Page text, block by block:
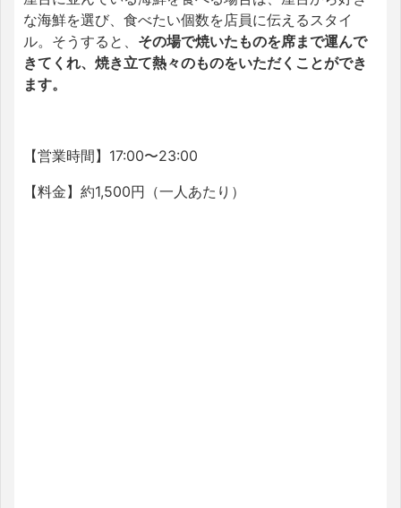
な海鮮を選び、食べたい個数を店員に伝えるスタイ
ル。そうすると、 その場で焼いたものを席まで運んで
きてくれ、焼き立て熱々のものをいただくことができ
ます。
【営業時間】17:00〜23:00
【料金】約1,500円（一人あたり）